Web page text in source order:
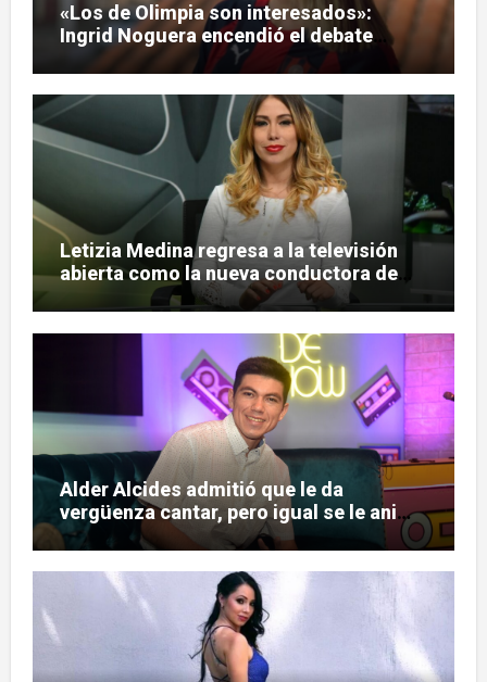
«Los de Olimpia son interesados»:
Ingrid Noguera encendió el debate
sobre las hinchadas
Letizia Medina regresa a la televisión
abierta como la nueva conductora de
«Pulso Urbano»
Alder Alcides admitió que le da
vergüenza cantar, pero igual se le animó
a Soda Stereo